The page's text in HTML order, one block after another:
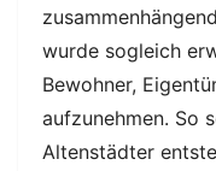
wurde sogleich
Bewohner,
aufzunehmen. So
Altenstädter